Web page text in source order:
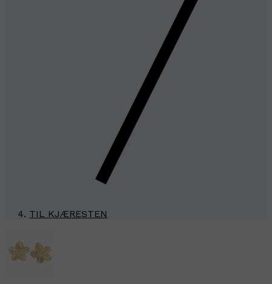
TIL KJÆRESTEN